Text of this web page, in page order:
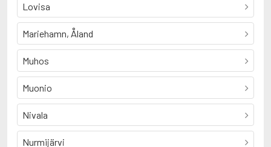
Lovisa
Mariehamn, Åland
Muhos
Muonio
Nivala
Nurmijärvi